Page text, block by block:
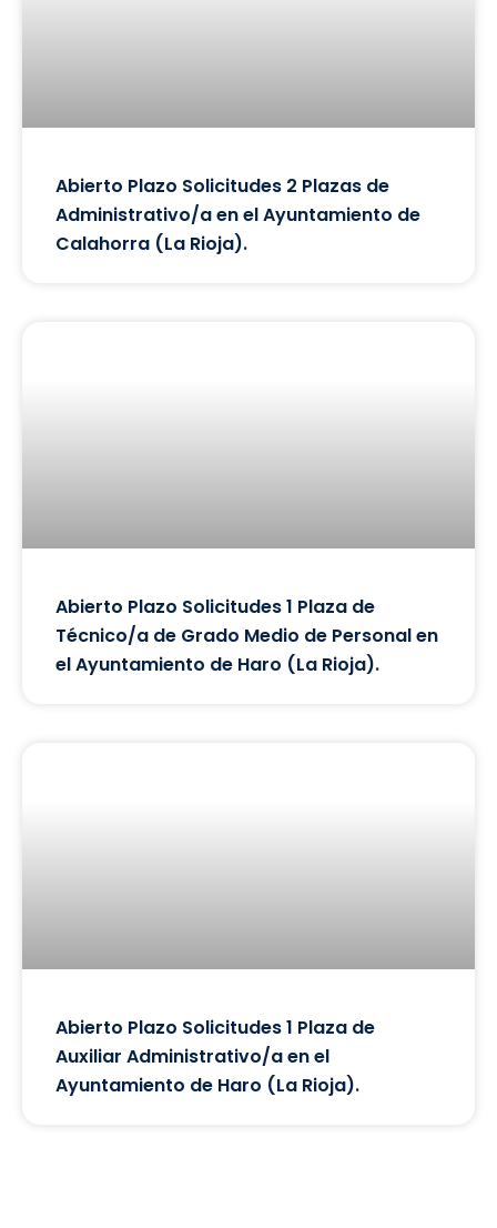
Abierto Plazo Solicitudes 2 Plazas de
Administrativo/a en el Ayuntamiento de
Calahorra (La Rioja).
Abierto Plazo Solicitudes 1 Plaza de
Técnico/a de Grado Medio de Personal en
el Ayuntamiento de Haro (La Rioja).
Abierto Plazo Solicitudes 1 Plaza de
Auxiliar Administrativo/a en el
Ayuntamiento de Haro (La Rioja).